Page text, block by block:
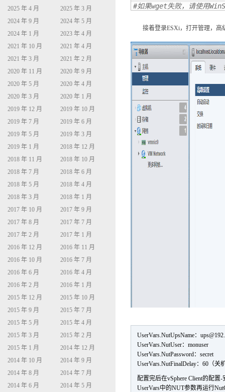
#如果wget失败，请使用
接着登录ESXi，打开管理，高
UserVars.NutUpsName：
UserVars.NutUser：monuser
UserVars.NutPassword：secret
UserVars.NutFinalDelay：60（
配置完后在vSphere Client的配
UserVars中的NUT参数再运行
2025 年 4 月
2025 年 3 月
2024 年 9 月
2024 年 5 月
2024 年 1 月
2023 年 4 月
2021 年 10 月
2021 年 4 月
2021 年 3 月
2021 年 2 月
2020 年 11 月
2020 年 9 月
2020 年 5 月
2020 年 4 月
2020 年 3 月
2020 年 1 月
2019 年 12 月
2019 年 10 月
2019 年 7 月
2019 年 6 月
2019 年 5 月
2019 年 3 月
2019 年 1 月
2018 年 12 月
2018 年 11 月
2018 年 10 月
2018 年 7 月
2018 年 6 月
2018 年 5 月
2018 年 4 月
2018 年 3 月
2018 年 1 月
2017 年 10 月
2017 年 9 月
2017 年 8 月
2017 年 7 月
2017 年 2 月
2017 年 1 月
2016 年 12 月
2016 年 11 月
2016 年 10 月
2016 年 7 月
2016 年 6 月
2016 年 4 月
2016 年 2 月
2016 年 1 月
2015 年 12 月
2015 年 10 月
2015 年 9 月
2015 年 7 月
2015 年 5 月
2015 年 4 月
2015 年 3 月
2015 年 2 月
2015 年 1 月
2014 年 12 月
2014 年 10 月
2014 年 9 月
2014 年 8 月
2014 年 7 月
2014 年 6 月
2014 年 5 月